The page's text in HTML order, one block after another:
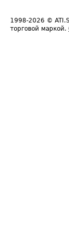
1998-2026 ©
торговой маркой.